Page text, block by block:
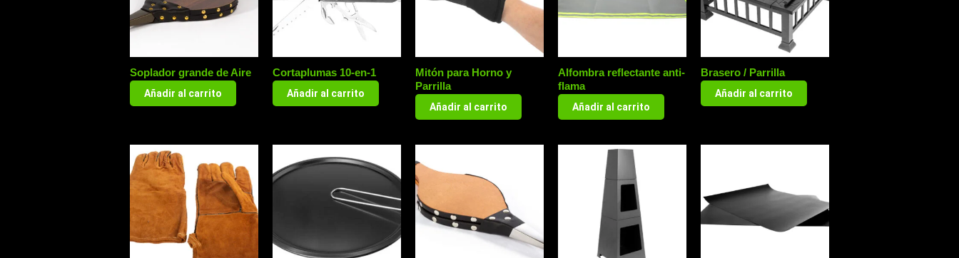
Soplador grande de Aire
Añadir al carrito
Cortaplumas 10-en-1
Añadir al carrito
Mitón para Horno y
Parrilla
Añadir al carrito
Alfombra reflectante anti-
flama
Añadir al carrito
Brasero / Parrilla
Añadir al carrito